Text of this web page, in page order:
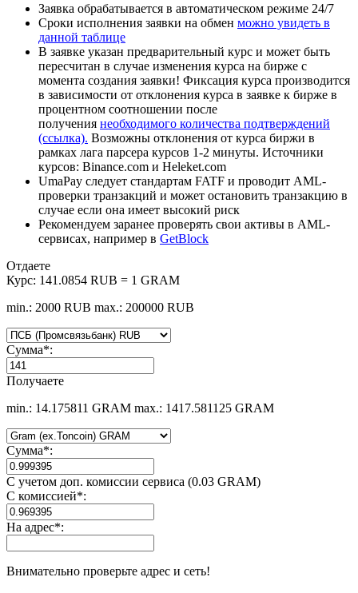
Заявка обрабатывается в автоматическом режиме 24/7
Сроки исполнения заявки на обмен можно увидеть в
данной таблице
В заявке указан предварительный курс и может быть
пересчитан в случае изменения курса на бирже с
момента создания заявки! Фиксация курса производится
в зависимости от отклонения курса в заявке к бирже в
процентном соотношении после
получения необходимого количества подтверждений
(ссылка). Возможны отклонения от курса биржи в
рамках лага парсера курсов 1-2 минуты. Источники
курсов: Binance.com и Heleket.com
UmaPay следует стандартам FATF и проводит AML-
проверки транзакций и может остановить транзакцию в
случае если она имеет высокий риск
Рекомендуем заранее проверять свои активы в AML-
сервисах, например в GetBlock
Отдаете
Курс: 141.0854 RUB = 1 GRAM
min.: 2000 RUB max.: 200000 RUB
Сумма*:
Получаете
min.: 14.175811 GRAM max.: 1417.581125 GRAM
Сумма*:
С учетом доп. комиссии сервиса (0.03 GRAM)
С комиссией*:
На адрес*:
Внимательно проверьте адрес и сеть!